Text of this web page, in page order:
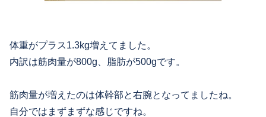
体重がプラス1.3kg増えてました。
内訳は筋肉量が800g、脂肪が500gです。
筋肉量が増えたのは体幹部と右腕となってましたね。
自分ではまずまずな感じですね。